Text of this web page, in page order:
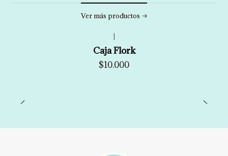
Ver más productos
Caja Flork
$10.000